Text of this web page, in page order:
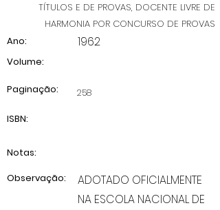
TÍTULOS E DE PROVAS, DOCENTE LIVRE DE
HARMONIA POR CONCURSO DE PROVAS
1962
Ano:
Volume:
Paginação:
258
ISBN:
Notas:
Observação:
ADOTADO OFICIALMENTE
NA ESCOLA NACIONAL DE